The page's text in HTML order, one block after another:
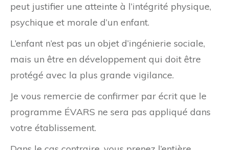
peut justifier une atteinte à l’intégrité physique,
psychique et morale d’un enfant.
L’enfant n’est pas un objet d’ingénierie sociale,
mais un être en développement qui doit être
protégé avec la plus grande vigilance.
Je vous remercie de confirmer par écrit que le
programme ÉVARS ne sera pas appliqué dans
votre établissement.